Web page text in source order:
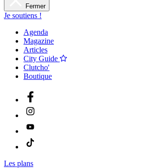
Fermer
Je soutiens !
Agenda
Magazine
Articles
City Guide
Clutcho'
Boutique
Les plans